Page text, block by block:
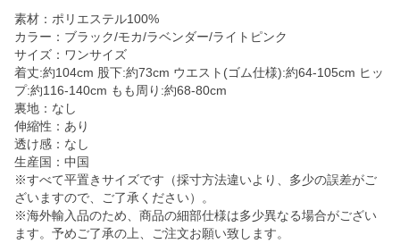
素材：ポリエステル100%
カラー：ブラック/モカ/ラベンダー/ライトピンク
サイズ：ワンサイズ
着丈:約104cm 股下:約73cm ウエスト(ゴム仕様):約64-105cm ヒッ
プ:約116-140cm もも周り:約68-80cm
裏地：なし
伸縮性：あり
透け感：なし
生産国：中国
※すべて平置きサイズです（採寸方法違いより、多少の誤差がご
ざいますので、ご了承ください）。
※海外輸入品のため、商品の細部仕様は多少異なる場合がござい
ます。予めご了承の上、ご注文お願い致します。